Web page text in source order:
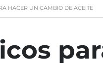
HACER UN CAMBIO DE ACEITE